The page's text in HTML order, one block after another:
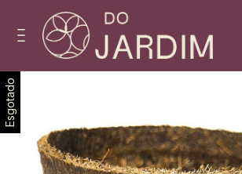
Esgotado